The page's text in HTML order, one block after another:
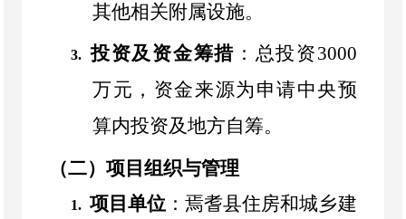
其他相关附属设施。
3. 投资及资金筹措 ：总投资3000
万元，资金来源为申请中央预
算内投资及地方自筹。
（二）项目组织与管理
1. 项目单位 ：焉耆县住房和城乡建